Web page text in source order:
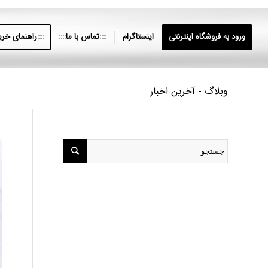
ورود به فروشگاه اینترنتی اینستاگرام ::::تماس با ما:::: ::::راهنمای
وبلاگ - آخرین اخبار